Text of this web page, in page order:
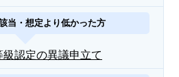
当・想定より低かった方
認定の異議申立て